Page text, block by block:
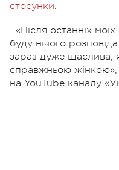
стосунки.
«Після останніх
буду нічого
зараз дуже щаслива,
справжньою
на YouTube каналу